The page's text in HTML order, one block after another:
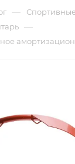
—
—